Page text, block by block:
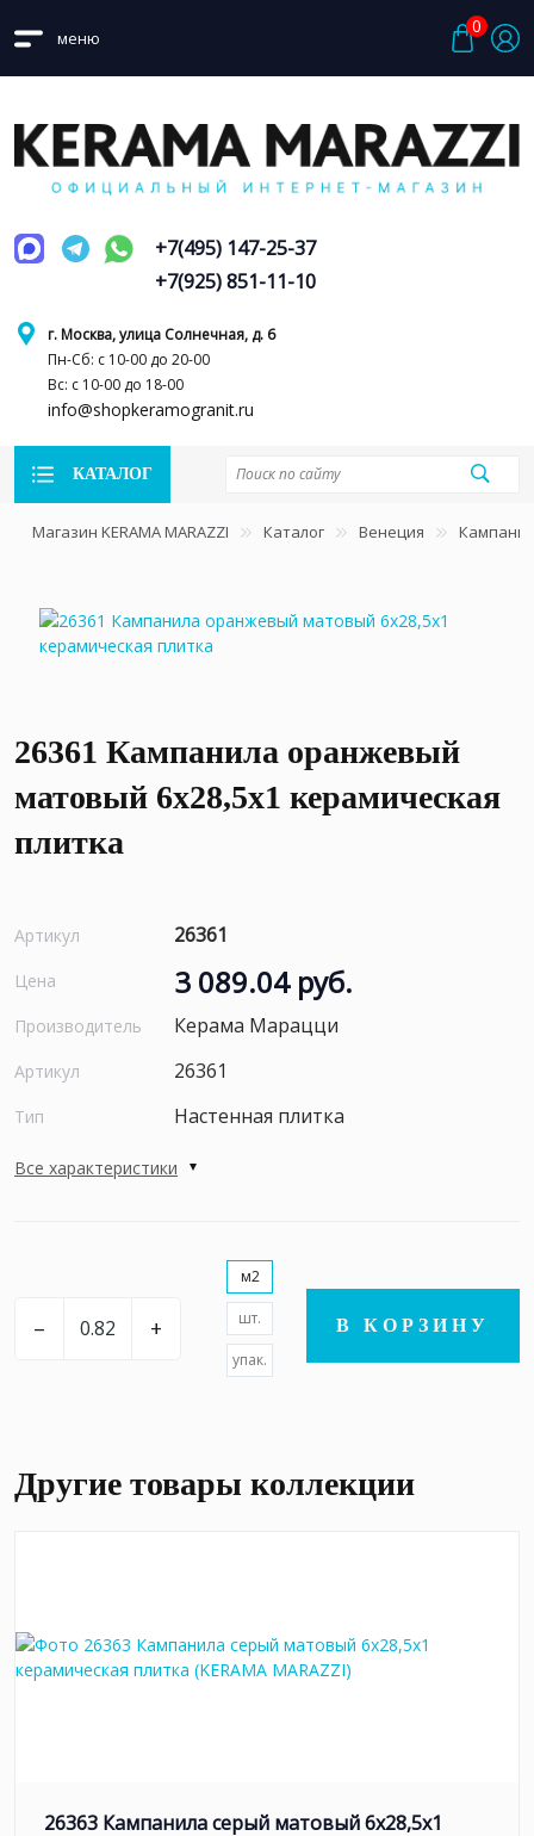
меню
0
г. Москва, улица Солнечная, д. 6
Пн-Сб: с 10-00 до 20-00
Вс: с 10-00 до 18-00
info@shopkeramogranit.ru
+7(495) 147-25-37
+7(925) 851-11-10
КАТАЛОГ
Магазин KERAMA MARAZZI Каталог Венеция
26361 Кампанила оранжевый
матовый 6x28,5x1 керамическая
плитка
Артикул 26361
Цена 3 089.04 руб.
Производитель Керама Марацци
Артикул 26361
Тип Настенная плитка
Все характеристики
– +
м2
шт.
упак.
В КОРЗИНУ
Другие товары коллекции
26363 Кампанила серый матовый 6x28,5x1